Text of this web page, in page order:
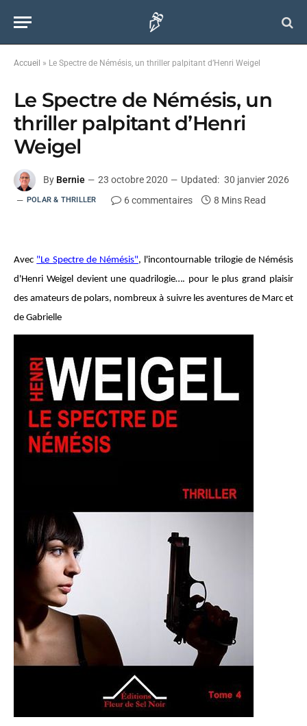
Accueil » Le Spectre de Némésis, un thriller palpitant d’Henri Weigel
Le Spectre de Némésis, un
thriller palpitant d’Henri
Weigel
By Bernie 23 octobre 2020 Updated: 30 janvier 2026
POLAR & THRILLER 6 commentaires 8 Mins Read
Avec "Le Spectre de Némésis", l'incontournable trilogie de Némésis
d'Henri Weigel devient une quadrilogie…. pour le plus grand plaisir
des amateurs de polars, nombreux à suivre les aventures de Marc et
de Gabrielle